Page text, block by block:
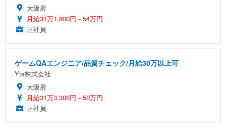
大阪府
月給31万1,800円～54万円
正社員
ゲームQAエンジニア/品質チェック/月給30万以上可
Yts株式会社
大阪府
月給31万3,300円～50万円
正社員